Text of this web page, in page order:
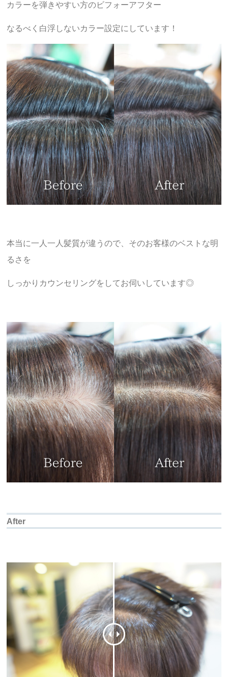
カラーを弾きやすい方のビフォーアフター
なるべく白浮しないカラー設定にしています！
本当に一人一人髪質が違うので、そのお客様のベストな明
るさを
しっかりカウンセリングをしてお伺いしています◎
After